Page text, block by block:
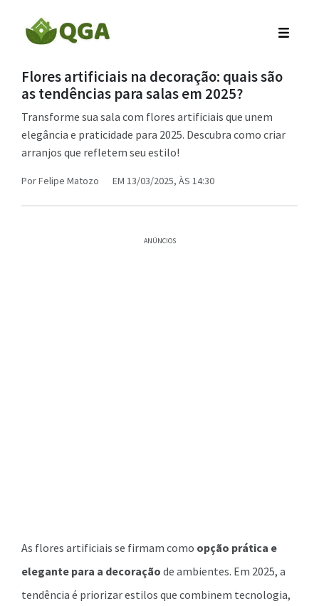
Flores artificiais na decoração: quais são
as tendências para salas em 2025?
Transforme sua sala com flores artificiais que unem
elegância e praticidade para 2025. Descubra como criar
arranjos que refletem seu estilo!
PorFelipe Matozo EM 13/03/2025, ÀS 14:30
ANÚNCIOS
As flores artificiais se firmam como opção prática e
elegante para a decoração de ambientes. Em 2025, a
tendência é priorizar estilos que combinem tecnologia,